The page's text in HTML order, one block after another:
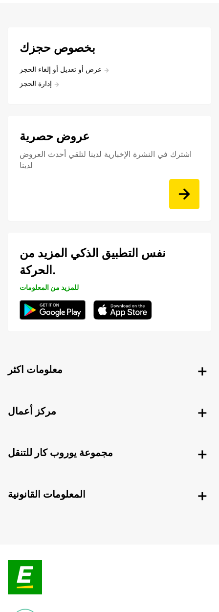
بخصوص حجزك
عرض أو تعديل أو إلغاء الحجز
إدارة الحجز
عروض حصرية
اشترك في النشرة الإخبارية لدينا لتلقي أحدث العروض
لدينا
نفس التطبيق الذكي المزيد من
الحركة.
للمزيد من المعلومات
معلومات اكثر
مركز أعمال
مجموعة يوروب كار للتنقل
المعلومات القانونية